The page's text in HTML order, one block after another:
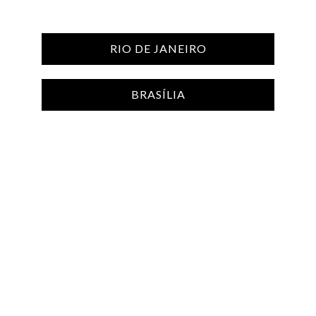
RIO DE JANEIRO
BRASÍLIA
TOPO